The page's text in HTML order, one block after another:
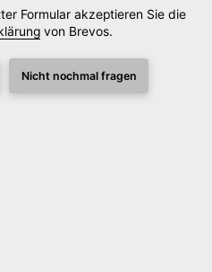
Formular akzeptieren Sie die
von Brevos.
Nicht nochmal fragen